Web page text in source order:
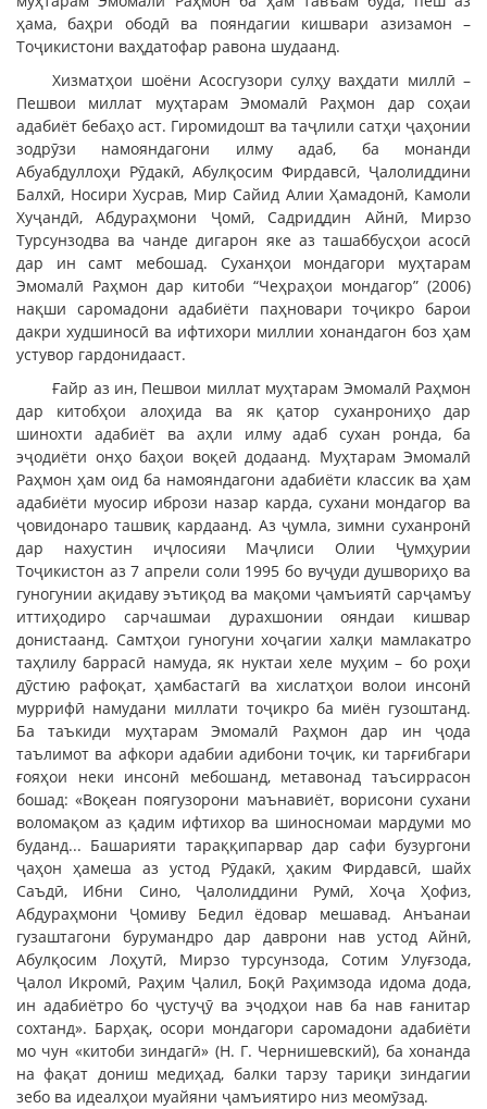
ҳама, баҳри ободӣ ва пояндагии кишвари азизамон –
Тоҷикистони ваҳдатофар равона шудаанд.
Хизматҳои шоёни Асосгузори сулҳу ваҳдати миллӣ –
Пешвои миллат муҳтарам Эмомалӣ Раҳмон дар соҳаи
адабиёт бебаҳо аст. Гиромидошт ва таҷлили сатҳи ҷаҳонии
зодрӯзи намояндагони илму адаб, ба монанди
Абуабдуллоҳи Рӯдакӣ, Абулқосим Фирдавсӣ, Ҷалолиддини
Балхӣ, Носири Хусрав, Мир Сайид Алии Ҳамадонӣ, Камоли
Хуҷандӣ, Абдураҳмони Ҷомӣ, Садриддин Айнӣ, Мирзо
Турсунзодва ва чанде дигарон яке аз ташаббусҳои асосӣ
дар ин самт мебошад. Суханҳои мондагори муҳтарам
Эмомалӣ Раҳмон дар китоби “Чеҳраҳои мондагор” (2006)
нақши саромадони адабиёти паҳновари тоҷикро барои
дакри худшиносӣ ва ифтихори миллии хонандагон боз ҳам
устувор гардонидааст.
Ғайр аз ин, Пешвои миллат муҳтарам Эмомалӣ Раҳмон
дар китобҳои алоҳида ва як қатор суханрониҳо дар
шинохти адабиёт ва аҳли илму адаб сухан ронда, ба
эҷодиёти онҳо баҳои воқеӣ додаанд. Муҳтарам Эмомалӣ
Раҳмон ҳам оид ба намояндагони адабиёти классик ва ҳам
адабиёти муосир ибрози назар карда, сухани мондагор ва
ҷовидонаро ташвиқ кардаанд. Аз ҷумла, зимни суханронӣ
дар нахустин иҷлосияи Маҷлиси Олии Ҷумҳурии
Тоҷикистон аз 7 апрели соли 1995 бо вуҷуди душвориҳо ва
гуногунии ақидаву эътиқод ва мақоми ҷамъиятӣ сарҷамъу
иттиҳодиро сарчашмаи дурахшонии ояндаи кишвар
донистаанд. Самтҳои гуногуни хоҷагии халқи мамлакатро
таҳлилу баррасӣ намуда, як нуктаи хеле муҳим – бо роҳи
дӯстию рафоқат, ҳамбастагӣ ва хислатҳои волои инсонӣ
муррифӣ намудани миллати тоҷикро ба миён гузоштанд.
Ба таъкиди муҳтарам Эмомалӣ Раҳмон дар ин ҷода
таълимот ва афкори адабии адибони тоҷик, ки тарғибгари
ғояҳои неки инсонӣ мебошанд, метавонад таъсиррасон
бошад: «Воқеан поягузорони маънавиёт, ворисони сухани
воломақом аз қадим ифтихор ва шиносномаи мардуми мо
буданд... Башарияти тараққипарвар дар сафи бузургони
ҷаҳон ҳамеша аз устод Рӯдакӣ, ҳаким Фирдавсӣ, шайх
Саъдӣ, Ибни Сино, Ҷалолиддини Румӣ, Хоҷа Ҳофиз,
Абдураҳмони Ҷомиву Бедил ёдовар мешавад. Анъанаи
гузаштагони бурумандро дар даврони нав устод Айнӣ,
Абулқосим Лоҳутӣ, Мирзо турсунзода, Сотим Улуғзода,
Ҷалол Икромӣ, Раҳим Ҷалил, Боқӣ Раҳимзода идома дода,
ин адабиётро бо ҷустуҷӯ ва эҷодҳои нав ба нав ғанитар
сохтанд». Барҳақ, осори мондагори саромадони адабиёти
мо чун «китоби зиндагӣ» (Н. Г. Чернишевский), ба хонанда
на фақат дониш медиҳад, балки тарзу тариқи зиндагии
зебо ва идеалҳои муайяни ҷамъиятиро низ меомӯзад.